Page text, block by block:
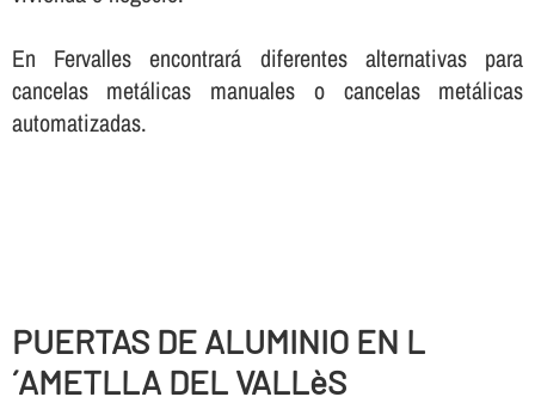
En Fervalles encontrará diferentes alternativas para
cancelas metálicas manuales o cancelas metálicas
automatizadas.
PUERTAS DE ALUMINIO EN L
´AMETLLA DEL VALLèS